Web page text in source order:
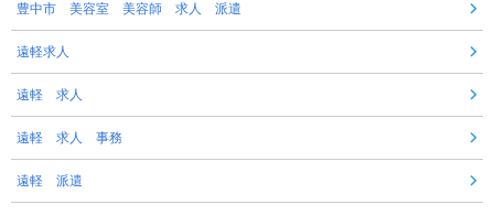
豊中市 美容室 美容師 求人 派遣
遠軽求人
遠軽 求人
遠軽 求人 事務
遠軽 派遣